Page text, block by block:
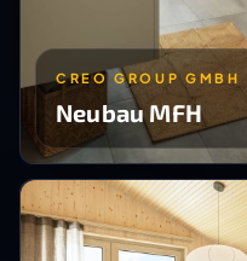
CREO GROUP GMBH
Neubau MFH